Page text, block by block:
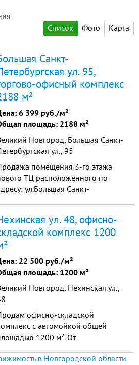
Список
Фото Карта
Санкт-
ул. 95,
офисный комплекс
м²
6 399 руб./м²
площадь: 2188 м²
Новгород, Большая Санкт-
ул., 95
помещения 3-го этажа
ТЦ расположенного по
ул.Большая Санкт-
ул. 48, офисно-
комплекс 1200
22 500 руб./м²
площадь: 1200 м²
Новгород, Нехинская ул.,
офисно-складской
с автомойкой общей
1200 м². От
участком 1501 кв.м. 1
в Новгородской области